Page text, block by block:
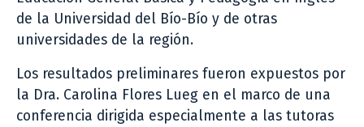
de la Universidad del Bío-Bío y de otras
universidades de la región.
Los resultados preliminares fueron expuestos por
la Dra. Carolina Flores Lueg en el marco de una
conferencia dirigida especialmente a las tutoras